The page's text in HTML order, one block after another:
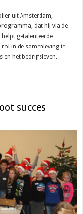
uit Amsterdam,
dat hij via de
getalenteerde
rol in de samenleving te
en het bedrijfsleven.
succes